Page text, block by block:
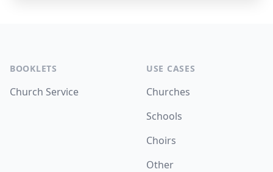
BOOKLETS
Church Service
USE CASES
Churches
Schools
Choirs
Other